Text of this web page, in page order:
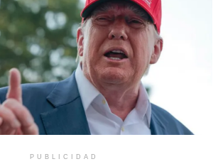
PUBLICIDAD